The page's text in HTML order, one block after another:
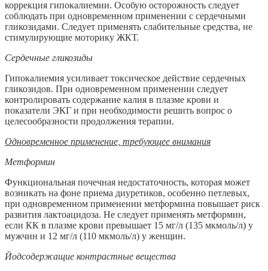
коррекция гипокалиемии. Особую осторожность следует
соблюдать при одновременном применении с сердечными
гликозидами. Следует применять слабительные средства, не
стимулирующие моторику ЖКТ.
Сердечные гликозиды
Гипокалиемия усиливает токсическое действие сердечных
гликозидов. При одновременном применении следует
контролировать содержание калия в плазме крови и
показатели ЭКГ и при необходимости решить вопрос о
целесообразности продолжения терапии.
Одновременное применение, требующее внимания
Метформин
Функциональная почечная недостаточность, которая может
возникать на фоне приема диуретиков, особенно петлевых,
при одновременном применении метформина повышает риск
развития лактоацидоза. Не следует применять метформин,
если КК в плазме крови превышает 15 мг/л (135 мкмоль/л) у
мужчин и 12 мг/л (110 мкмоль/л) у женщин.
Йодсодержащие контрастные вещества